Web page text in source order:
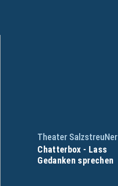
Theater SalzstreuNer
Chatterbox - Lass
Gedanken sprechen